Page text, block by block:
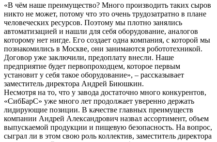
«В чём наше преимущество? Много производить таких сыров
никто не может, потому что это очень трудозатратно в плане
человеческих ресурсов. Поэтому мы плотно занялись
автоматизацией и нашли для себя оборудование, аналогов
которому нет нигде. Его создает одна компания, с которой мы
познакомились в Москве, они занимаются робототехникой.
Договор уже заключили, предоплату внесли. Наше
предприятие будет первопроходцем, которое первым
установит у себя такое оборудование», – рассказывает
заместитель директора Андрей Биюшкин.
Несмотря на то, что у завода достаточно много конкурентов,
«СибБарС» уже много лет продолжает уверенно держать
лидирующие позиции. В качестве главных преимуществ
компании Андрей Александрович назвал ассортимент, объем
выпускаемой продукции и пищевую безопасность. На вопрос,
сыграл ли в этом свою роль коллектив, заместитель директора